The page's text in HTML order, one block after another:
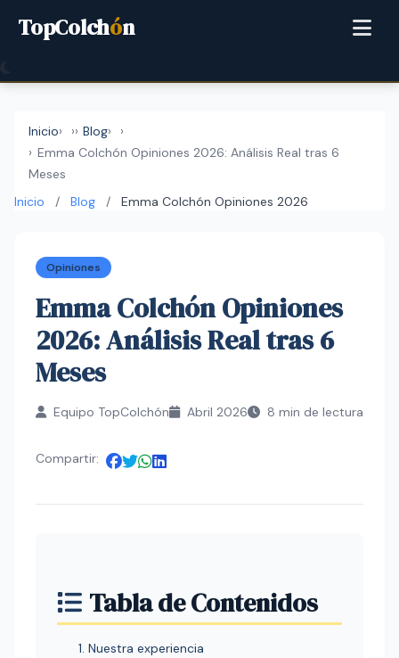
TopColchón
Inicio › Blog
›
Emma Colchón Opiniones 2026: Análisis Real tras 6
Meses
Inicio
/ Blog / Emma Colchón Opiniones 2026
Opiniones
Emma Colchón Opiniones
2026: Análisis Real tras 6
Meses
Equipo TopColchón Abril 2026 8 min de lectura
Compartir:
Tabla de Contenidos
1. Nuestra experiencia